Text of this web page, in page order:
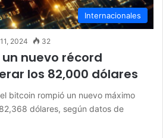
Internacionales
2024 32
nuevo récord
los 82,000 dólares
bitcoin rompió un nuevo máximo
dólares, según datos de